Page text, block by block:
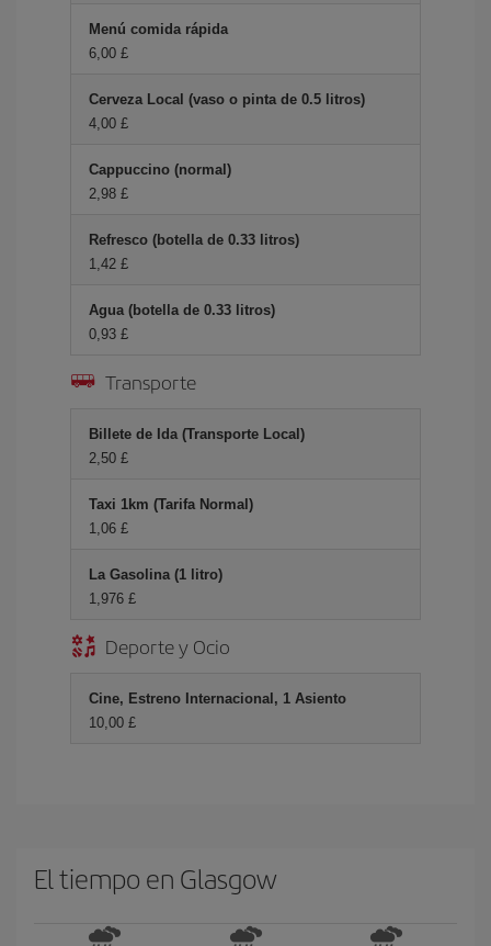
Menú comida rápida
6,00 £
Cerveza Local (vaso o pinta de 0.5 litros)
4,00 £
Cappuccino (normal)
2,98 £
Refresco (botella de 0.33 litros)
1,42 £
Agua (botella de 0.33 litros)
0,93 £
Transporte
Billete de Ida (Transporte Local)
2,50 £
Taxi 1km (Tarifa Normal)
1,06 £
La Gasolina (1 litro)
1,976 £
Deporte y Ocio
Cine, Estreno Internacional, 1 Asiento
10,00 £
El tiempo en Glasgow